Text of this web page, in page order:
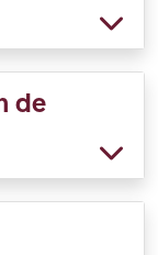
de